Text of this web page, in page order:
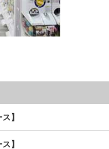
】
】